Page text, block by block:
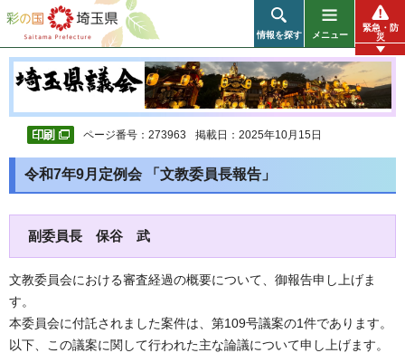
彩の国 埼玉県
情報を探す メニュー
緊急・防
災
ページ番号：273963 掲載日：2025年10月15日
令和7年9月定例会 「文教委員長報告」
副委員長 保谷 武
文教委員会における審査経過の概要について、御報告申し上げま
す。
本委員会に付託されました案件は、第109号議案の1件であります。
以下、この議案に関して行われた主な論議について申し上げます。